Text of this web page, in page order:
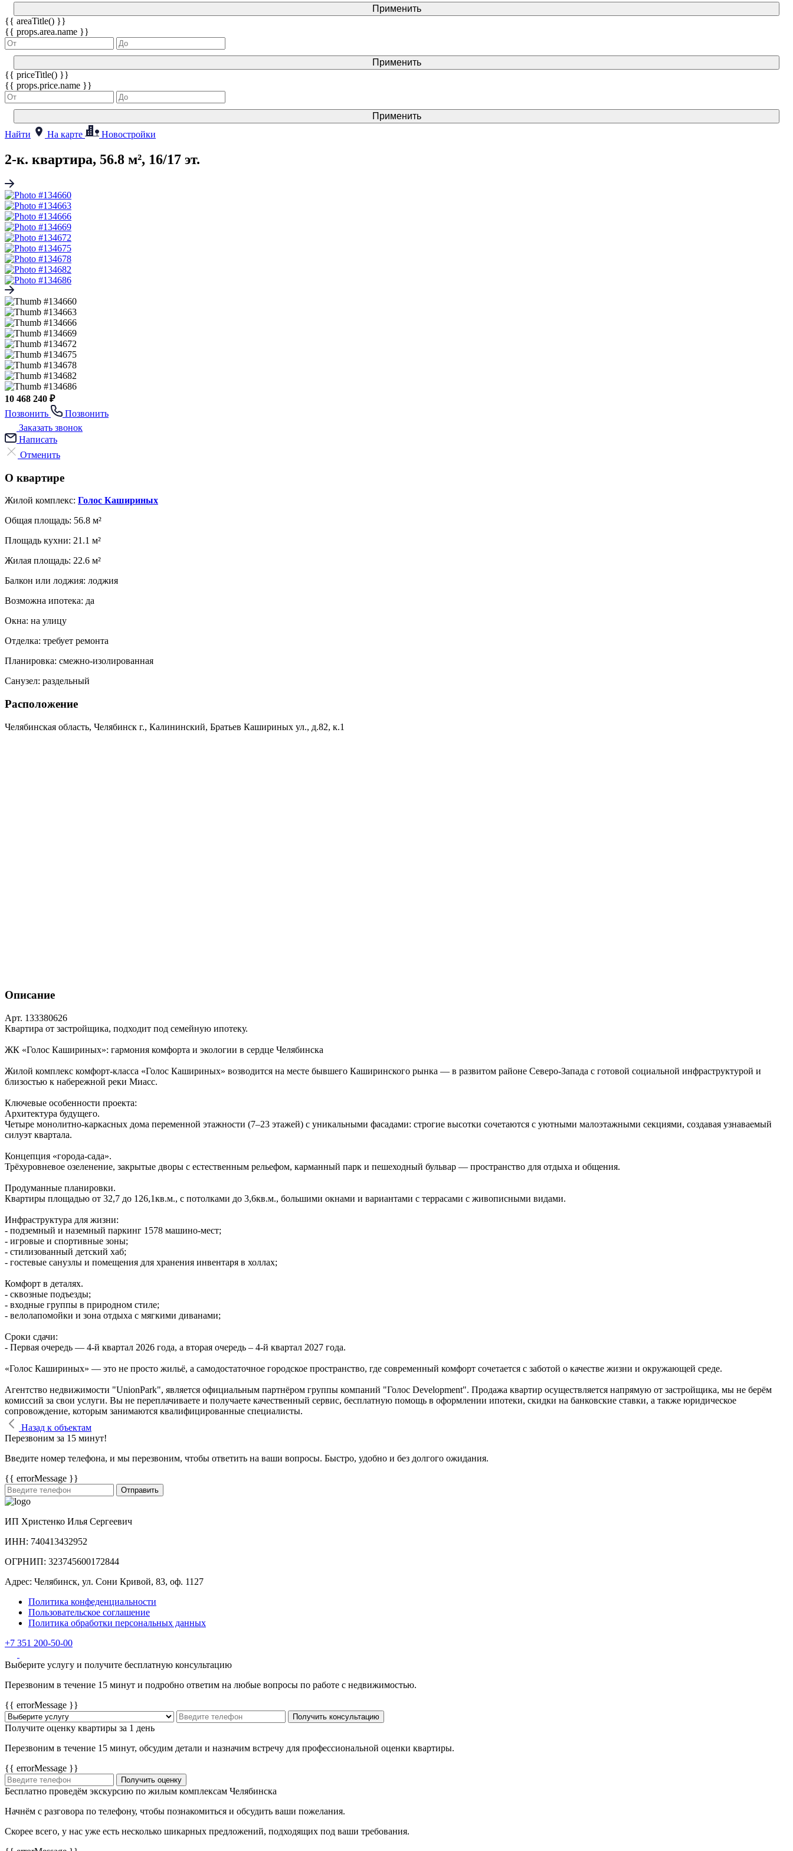
Применить
{{ areaTitle() }}
{{ props.area.name }}
Применить
{{ priceTitle() }}
{{ props.price.name }}
Применить
Найти
На карте Новостройки
2-к. квартира, 56.8 м², 16/17 эт.
10 468 240 ₽
Позвонить
Позвонить
Заказать звонок
Написать
Отменить
О квартире
Жилой комплекс: Голос Кашириных
Общая площадь: 56.8 м²
Площадь кухни: 21.1 м²
Жилая площадь: 22.6 м²
Балкон или лоджия: лоджия
Возможна ипотека: да
Окна: на улицу
Отделка: требует ремонта
Планировка: смежно-изолированная
Санузел: раздельный
Расположение
Челябинская область, Челябинск г., Калининский, Братьев Кашириных ул., д.82, к.1
Описание
Арт. 133380626
Квартира от застройщика, подходит под семейную ипотеку.
ЖК «Голос Кашириных»: гармония комфорта и экологии в сердце Челябинска
Жилой комплекс комфорт‑класса «Голос Кашириных» возводится на месте бывшего Каширинского рынка — в развитом районе Северо‑Запада с готовой социальной инфраструктурой и
близостью к набережной реки Миасс.
Ключевые особенности проекта:
Архитектура будущего.
Четыре монолитно‑каркасных дома переменной этажности (7–23 этажей) с уникальными фасадами: строгие высотки сочетаются с уютными малоэтажными секциями, создавая узнаваемый
силуэт квартала.
Концепция «города‑сада».
Трёхуровневое озеленение, закрытые дворы с естественным рельефом, карманный парк и пешеходный бульвар — пространство для отдыха и общения.
Продуманные планировки.
Квартиры площадью от 32,7 до 126,1кв.м., с потолками до 3,6кв.м., большими окнами и вариантами с террасами с живописными видами.
Инфраструктура для жизни:
- подземный и наземный паркинг 1578 машино‑мест;
- игровые и спортивные зоны;
- стилизованный детский хаб;
- гостевые санузлы и помещения для хранения инвентаря в холлах;
Комфорт в деталях.
- сквозные подъезды;
- входные группы в природном стиле;
- велолапомойки и зона отдыха с мягкими диванами;
Сроки сдачи:
- Первая очередь — 4‑й квартал 2026 года, а вторая очередь – 4-й квартал 2027 года.
«Голос Кашириных» — это не просто жильё, а самодостаточное городское пространство, где современный комфорт сочетается с заботой о качестве жизни и окружающей среде.
Агентство недвижимости "UnionPark", является официальным партнёром группы компаний "Голос Development". Продажа квартир осуществляется напрямую от застройщика, мы не берём
комиссий за свои услуги. Вы не переплачиваете и получаете качественный сервис, бесплатную помощь в оформлении ипотеки, скидки на банковские ставки, а также юридическое
сопровождение, которым занимаются квалифицированные специалисты.
Назад к объектам
Перезвоним за 15 минут!
Введите номер телефона, и мы перезвоним, чтобы ответить на ваши вопросы. Быстро, удобно и без долгого ожидания.
{{ errorMessage }}
Отправить
ИП Христенко Илья Сергеевич
ИНН: 740413432952
ОГРНИП: 323745600172844
Адрес: Челябинск, ул. Сони Кривой, 83, оф. 1127
Политика конфеденциальности
Пользовательское соглашение
Политика обработки персональных данных
+7 351 200-50-00
Выберите услугу и получите бесплатную консультацию
Перезвоним в течение 15 минут и подробно ответим на любые вопросы по работе с недвижимостью.
{{ errorMessage }}
Получить консультацию
Получите оценку квартиры за 1 день
Перезвоним в течение 15 минут, обсудим детали и назначим встречу для профессиональной оценки квартиры.
{{ errorMessage }}
Получить оценку
Бесплатно проведём экскурсию по жилым комплексам Челябинска
Начнём с разговора по телефону, чтобы познакомиться и обсудить ваши пожелания.
Скорее всего, у нас уже есть несколько шикарных предложений, подходящих под ваши требования.